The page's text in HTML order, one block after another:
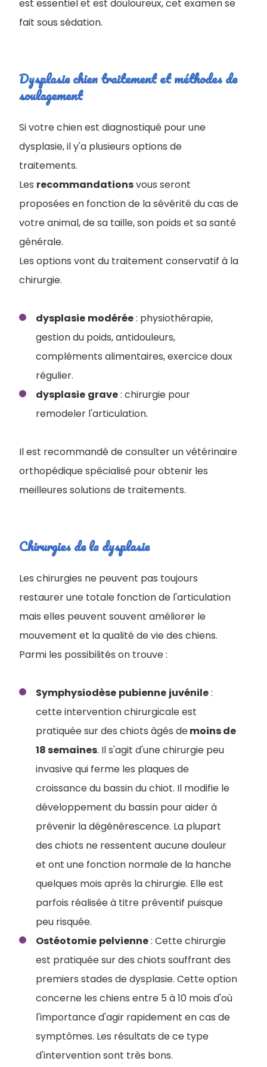
est essentiel et est douloureux, cet examen se
fait sous sédation.
Dysplasie chien traitement et méthodes de
soulagement
Si votre chien est diagnostiqué pour une
dysplasie, il y'a plusieurs options de
traitements.
Les recommandationsvous seront
proposées en fonction de la sévérité du cas de
votre animal, de sa taille, son poids et sa santé
générale.
Les options vont du traitement conservatif à la
chirurgie.
dysplasie modérée: physiothérapie,
gestion du poids, antidouleurs,
compléments alimentaires, exercice doux
régulier.
dysplasie grave: chirurgie pour
remodeler l'articulation.
Il est recommandé de consulter un vétérinaire
orthopédique spécialisé pour obtenir les
meilleures solutions de traitements.
Chirurgies de la dysplasie
Les chirurgies ne peuvent pas toujours
restaurer une totale fonction de l'articulation
mais elles peuvent souvent améliorer le
mouvement et la qualité de vie des chiens.
Parmi les possibilités on trouve :
Symphysiodèse pubienne juvénile:
cette intervention chirurgicale est
pratiquée sur des chiots âgés demoins de
18 semaines. Il s'agit d'une chirurgie peu
invasive qui ferme les plaques de
croissance du bassin du chiot. Il modifie le
développement du bassin pour aider à
prévenir la dégénérescence. La plupart
des chiots ne ressentent aucune douleur
et ont une fonction normale de la hanche
quelques mois après la chirurgie. Elle est
parfois réalisée à titre préventif puisque
peu risquée.
Ostéotomie pelvienne: Cette chirurgie
est pratiquée sur des chiots souffrant des
premiers stades de dysplasie. Cette option
concerne les chiens entre 5 à 10 mois d'où
l'importance d'agir rapidement en cas de
symptômes. Les résultats de ce type
d'intervention sont très bons.